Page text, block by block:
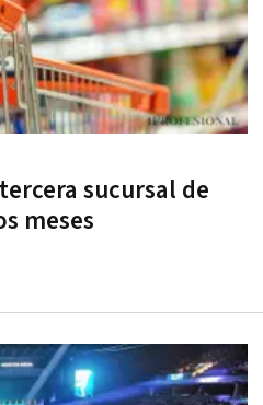
sucursal de
meses